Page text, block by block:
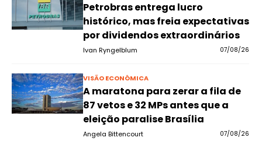
Petrobras entrega lucro
histórico, mas freia expectativas
por dividendos extraordinários
Ivan Ryngelblum 07/08/26
VISÃO ECONÔMICA
A maratona para zerar a fila de
87 vetos e 32 MPs antes que a
eleição paralise Brasília
Angela Bittencourt 07/08/26